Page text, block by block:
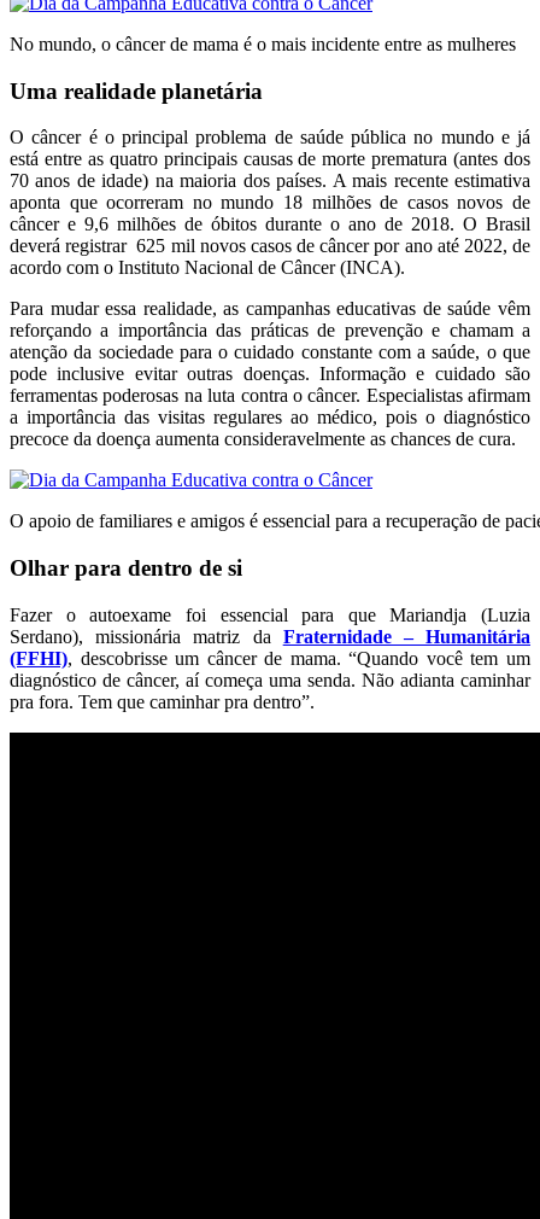
No mundo, o câncer de mama é o mais incidente entre as mulheres
Uma realidade planetária
O câncer é o principal problema de saúde pública no mundo e já
está entre as quatro principais causas de morte prematura (antes dos
70 anos de idade) na maioria dos países. A mais recente estimativa
aponta que ocorreram no mundo 18 milhões de casos novos de
câncer e 9,6 milhões de óbitos durante o ano de 2018. O Brasil
deverá registrar 625 mil novos casos de câncer por ano até 2022, de
acordo com o Instituto Nacional de Câncer (INCA).
Para mudar essa realidade, as campanhas educativas de saúde vêm
reforçando a importância das práticas de prevenção e chamam a
atenção da sociedade para o cuidado constante com a saúde, o que
pode inclusive evitar outras doenças. Informação e cuidado são
ferramentas poderosas na luta contra o câncer. Especialistas afirmam
a importância das visitas regulares ao médico, pois o diagnóstico
precoce da doença aumenta consideravelmente as chances de cura.
O apoio de familiares e amigos é essencial para a recuperação de
Olhar para dentro de si
Fazer o autoexame foi essencial para que Mariandja (Luzia
Serdano), missionária matriz da Fraternidade – Humanitária
(FFHI), descobrisse um câncer de mama. “Quando você tem um
diagnóstico de câncer, aí começa uma senda. Não adianta caminhar
pra fora. Tem que caminhar pra dentro”.